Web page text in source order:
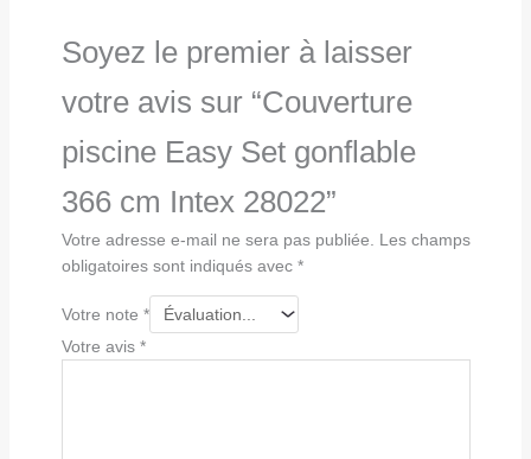
Soyez le premier à laisser
votre avis sur “Couverture
piscine Easy Set gonflable
366 cm Intex 28022”
Votre adresse e-mail ne sera pas publiée.
Les champs
obligatoires sont indiqués avec *
Votre note *
Votre avis *